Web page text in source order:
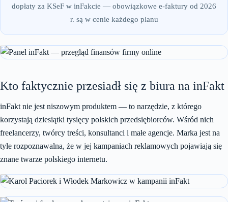
dopłaty za KSeF w inFakcie — obowiązkowe e-faktury od 2026
r. są w cenie każdego planu
Kto faktycznie przesiadł się z biura na inFakt
inFakt nie jest niszowym produktem — to narzędzie, z którego
korzystają dziesiątki tysięcy polskich przedsiębiorców. Wśród nich
freelancerzy, twórcy treści, konsultanci i małe agencje. Marka jest na
tyle rozpoznawalna, że w jej kampaniach reklamowych pojawiają się
znane twarze polskiego internetu.